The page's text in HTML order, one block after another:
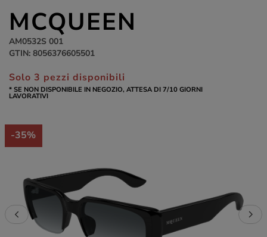
MCQUEEN
AM0532S 001
GTIN: 8056376605501
Solo 3 pezzi disponibili
* SE NON DISPONIBILE IN NEGOZIO, ATTESA DI 7/10 GIORNI
LAVORATIVI
-35%